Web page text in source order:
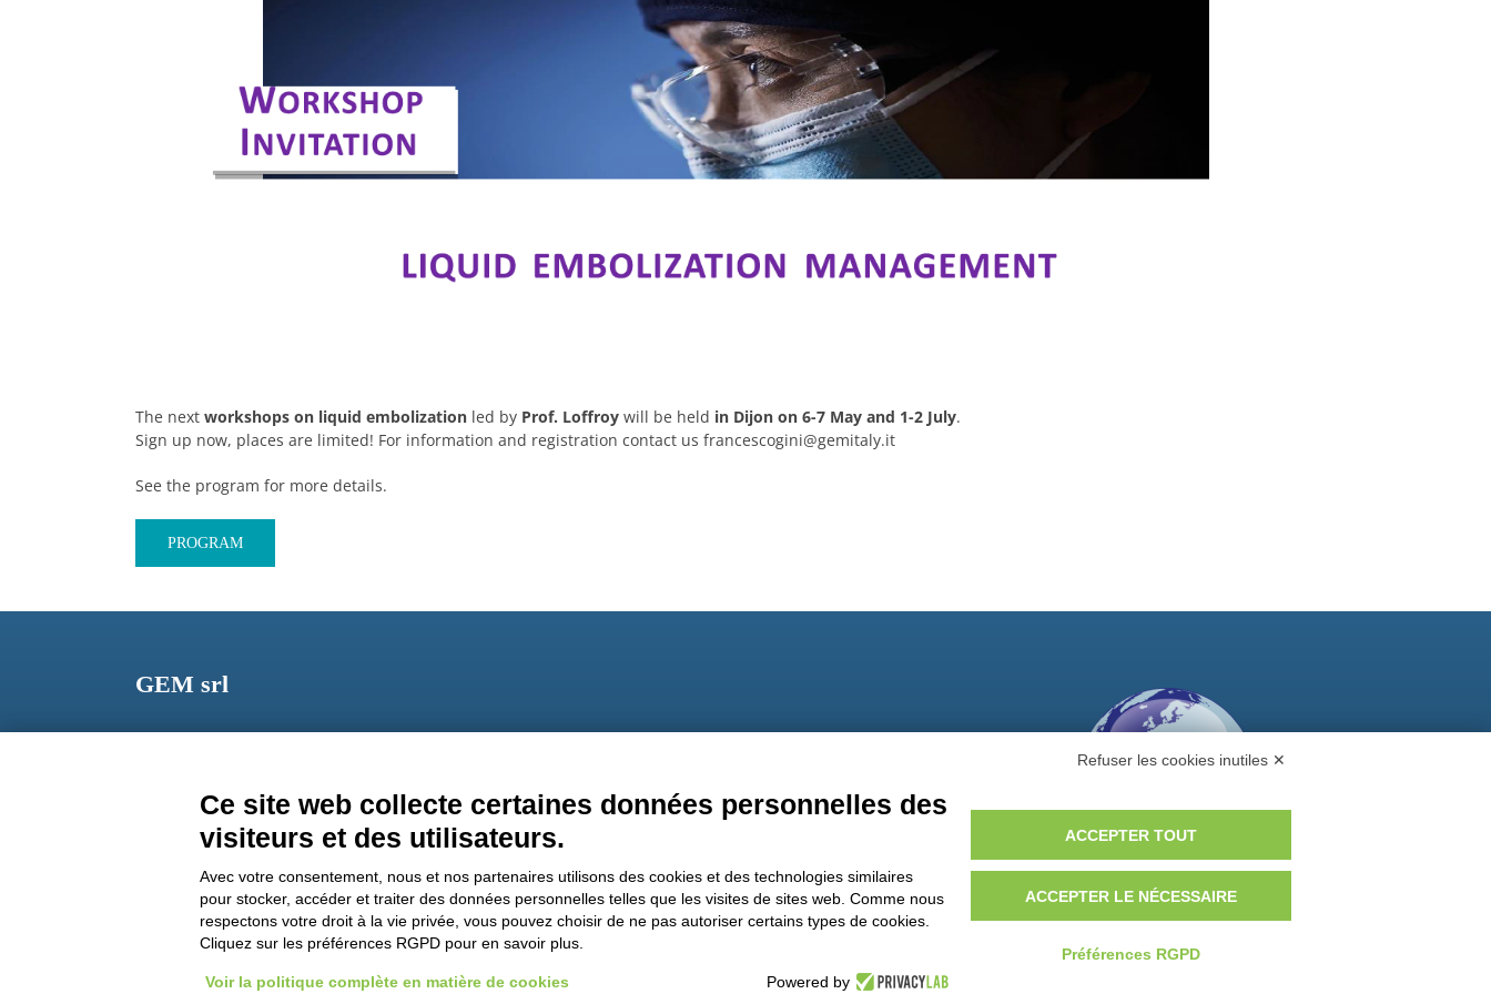
The next workshops on liquid embolizationled by Prof. Loffroywill be held in Dijon on 6-7 May and 1-2 July.
Sign up now, places are limited! For information and registration contact us francescogini@gemitaly.it
See the program for more details.
PROGRAM
GEM srl
Phone: +39 0584 389784
Fax: +39 0584 397904
info@gemitaly.it
gemcompany@pec.it
Refuser les cookies inutiles ✕
Ce site web collecte certaines données personnelles des
visiteurs et des utilisateurs.
Avec votre consentement, nous et nos partenaires utilisons des cookies et des technologies similaires
pour stocker, accéder et traiter des données personnelles telles que les visites de sites web. Comme nous
respectons votre droit à la vie privée, vous pouvez choisir de ne pas autoriser certains types de cookies.
Cliquez sur les préférences RGPD pour en savoir plus.
Voir la politique complète en matière de cookies Powered by
ACCEPTER TOUT
ACCEPTER LE NÉCESSAIRE
Préférences RGPD